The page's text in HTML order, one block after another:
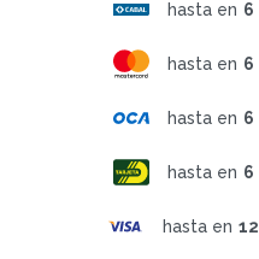
hasta en 6
hasta en 6
hasta en 6
hasta en 6
hasta en 12